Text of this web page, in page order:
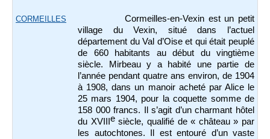
CORMEILLES
Cormeilles-en-Vexin est un petit
village du Vexin, situé dans l’actuel
département du Val d’Oise et qui était peuplé
de 660 habitants au début du vingtième
siècle. Mirbeau y a habité une partie de
l’année pendant quatre ans environ, de 1904
à 1908, dans un manoir acheté par Alice le
25 mars 1904, pour la coquette somme de
158 000 francs. Il s’agit d’un charmant hôtel
du XVIII esiècle, qualifié de « château » par
les autochtones. Il est entouré d’un vaste